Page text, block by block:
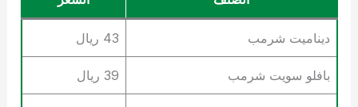
ديناميت شرمب 43 ريال
بافلو سويت شرمب 39 ريال